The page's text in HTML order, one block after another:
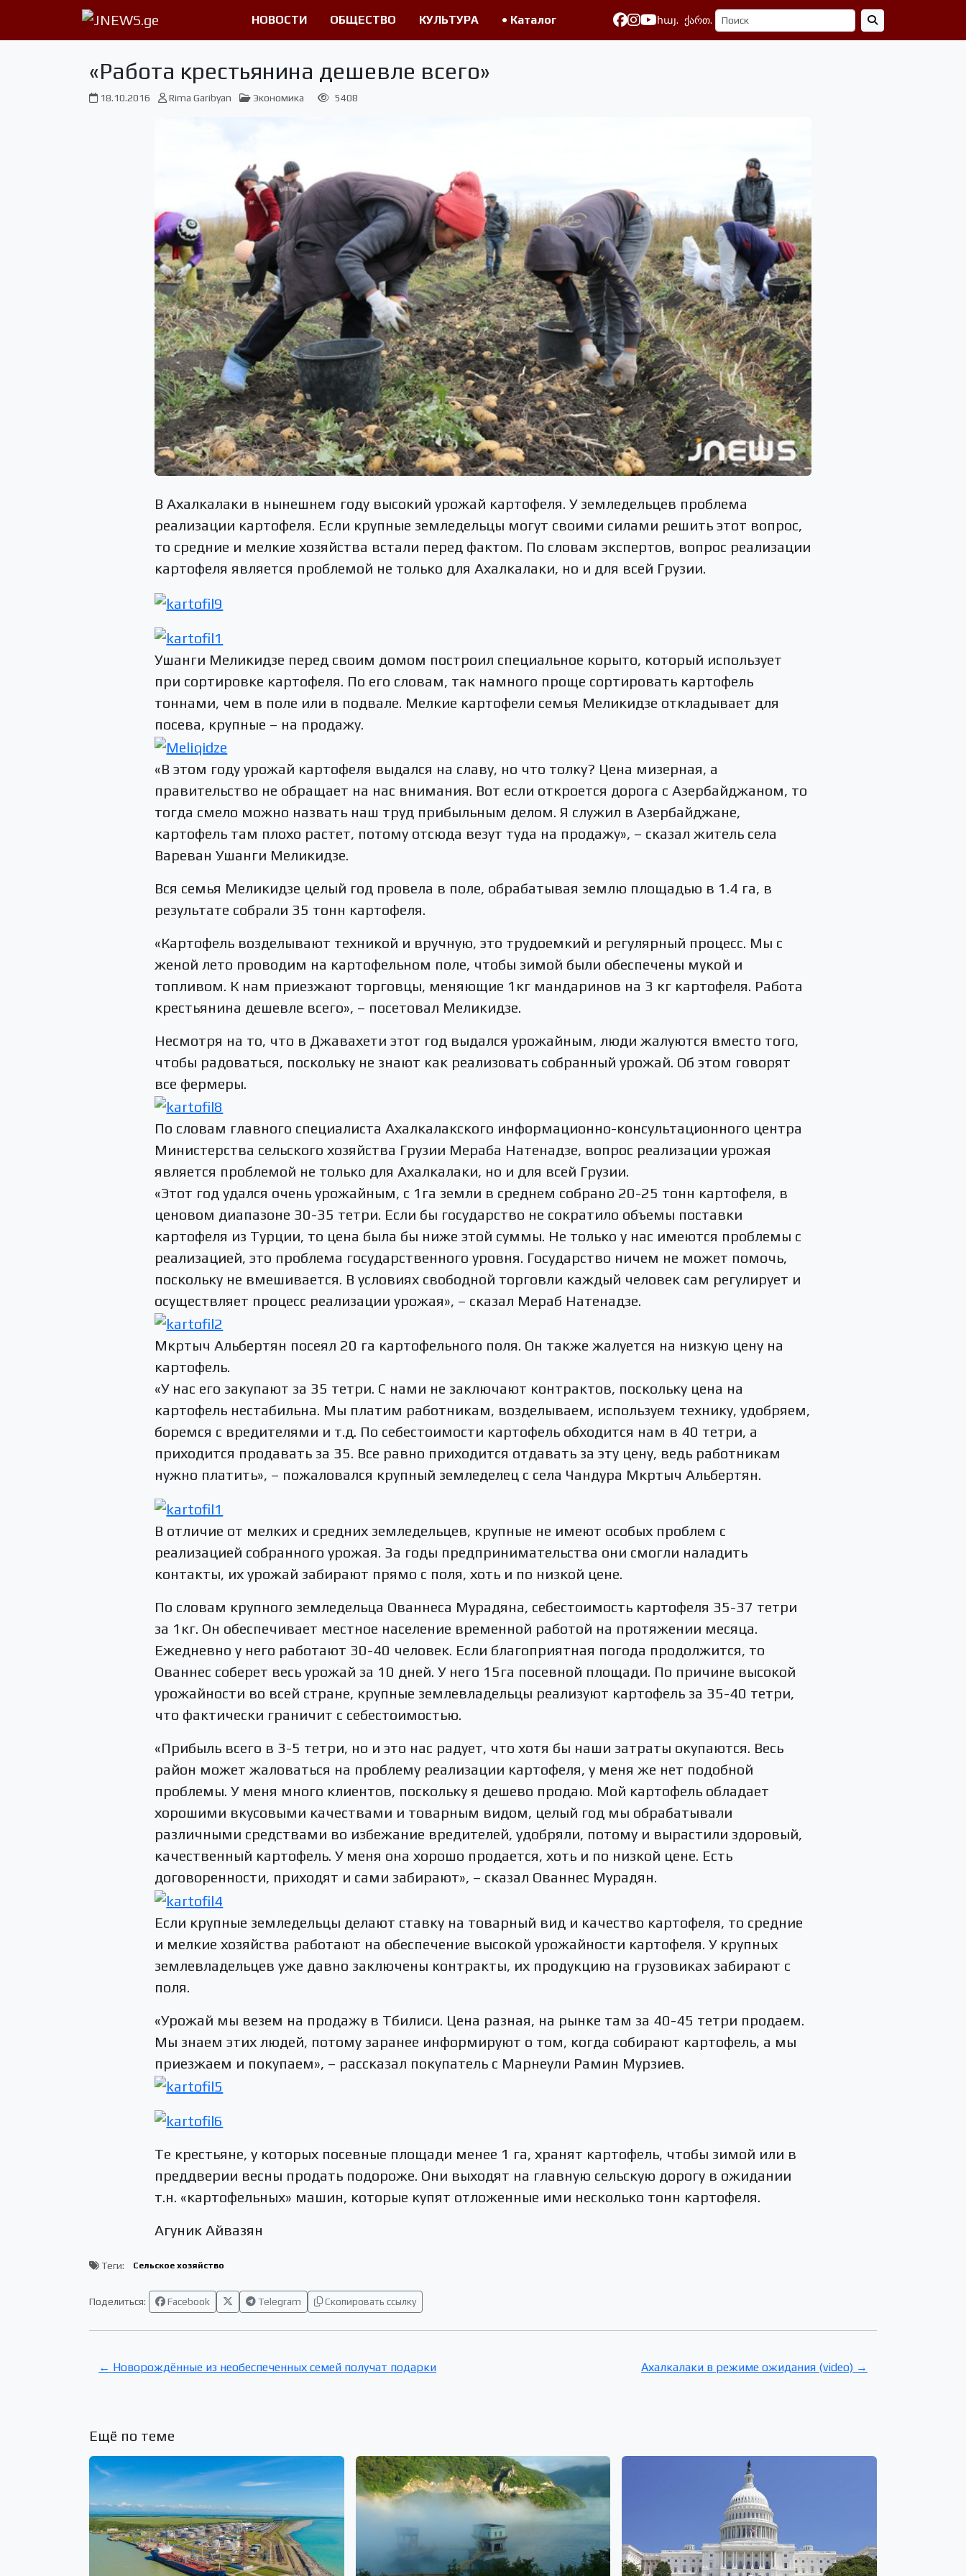
НОВОСТИ ОБЩЕСТВО КУЛЬТУРА • Каталог հայ. ქართ.
«Работа крестьянина дешевле всего»
18.10.2016 Rima Garibyan Экономика 5408
В Ахалкалаки в нынешнем году высокий урожай картофеля. У земледельцев проблема
реализации картофеля. Если крупные земледельцы могут своими силами решить этот вопрос,
то средние и мелкие хозяйства встали перед фактом. По словам экспертов, вопрос реализации
картофеля является проблемой не только для Ахалкалаки, но и для всей Грузии.
Ушанги Меликидзе перед своим домом построил специальное корыто, который использует
при сортировке картофеля. По его словам, так намного проще сортировать картофель
тоннами, чем в поле или в подвале. Мелкие картофели семья Меликидзе откладывает для
посева, крупные – на продажу.
«В этом году урожай картофеля выдался на славу, но что толку? Цена мизерная, а
правительство не обращает на нас внимания. Вот если откроется дорога с Азербайджаном, то
тогда смело можно назвать наш труд прибыльным делом. Я служил в Азербайджане,
картофель там плохо растет, потому отсюда везут туда на продажу», – сказал житель села
Вареван Ушанги Меликидзе.
Вся семья Меликидзе целый год провела в поле, обрабатывая землю площадью в 1.4 га, в
результате собрали 35 тонн картофеля.
«Картофель возделывают техникой и вручную, это трудоемкий и регулярный процесс. Мы с
женой лето проводим на картофельном поле, чтобы зимой были обеспечены мукой и
топливом. К нам приезжают торговцы, меняющие 1кг мандаринов на 3 кг картофеля. Работа
крестьянина дешевле всего», – посетовал Меликидзе.
Несмотря на то, что в Джавахети этот год выдался урожайным, люди жалуются вместо того,
чтобы радоваться, поскольку не знают как реализовать собранный урожай. Об этом говорят
все фермеры.
По словам главного специалиста Ахалкалакского информационно-консультационного центра
Министерства сельского хозяйства Грузии Мераба Натенадзе, вопрос реализации урожая
является проблемой не только для Ахалкалаки, но и для всей Грузии.
«Этот год удался очень урожайным, с 1га земли в среднем собрано 20-25 тонн картофеля, в
ценовом диапазоне 30-35 тетри. Если бы государство не сократило объемы поставки
картофеля из Турции, то цена была бы ниже этой суммы. Не только у нас имеются проблемы с
реализацией, это проблема государственного уровня. Государство ничем не может помочь,
поскольку не вмешивается. В условиях свободной торговли каждый человек сам регулирует и
осуществляет процесс реализации урожая», – сказал Мераб Натенадзе.
Мкртыч Альбертян посеял 20 га картофельного поля. Он также жалуется на низкую цену на
картофель.
«У нас его закупают за 35 тетри. С нами не заключают контрактов, поскольку цена на
картофель нестабильна. Мы платим работникам, возделываем, используем технику, удобряем,
боремся с вредителями и т.д. По себестоимости картофель обходится нам в 40 тетри, а
приходится продавать за 35. Все равно приходится отдавать за эту цену, ведь работникам
нужно платить», – пожаловался крупный земледелец с села Чандура Мкртыч Альбертян.
В отличие от мелких и средних земледельцев, крупные не имеют особых проблем с
реализацией собранного урожая. За годы предпринимательства они смогли наладить
контакты, их урожай забирают прямо с поля, хоть и по низкой цене.
По словам крупного земледельца Ованнеса Мурадяна, себестоимость картофеля 35-37 тетри
за 1кг. Он обеспечивает местное население временной работой на протяжении месяца.
Ежедневно у него работают 30-40 человек. Если благоприятная погода продолжится, то
Ованнес соберет весь урожай за 10 дней. У него 15га посевной площади. По причине высокой
урожайности во всей стране, крупные землевладельцы реализуют картофель за 35-40 тетри,
что фактически граничит с себестоимостью.
«Прибыль всего в 3-5 тетри, но и это нас радует, что хотя бы наши затраты окупаются. Весь
район может жаловаться на проблему реализации картофеля, у меня же нет подобной
проблемы. У меня много клиентов, поскольку я дешево продаю. Мой картофель обладает
хорошими вкусовыми качествами и товарным видом, целый год мы обрабатывали
различными средствами во избежание вредителей, удобряли, потому и вырастили здоровый,
качественный картофель. У меня она хорошо продается, хоть и по низкой цене. Есть
договоренности, приходят и сами забирают», – сказал Ованнес Мурадян.
Если крупные земледельцы делают ставку на товарный вид и качество картофеля, то средние
и мелкие хозяйства работают на обеспечение высокой урожайности картофеля. У крупных
землевладельцев уже давно заключены контракты, их продукцию на грузовиках забирают с
поля.
«Урожай мы везем на продажу в Тбилиси. Цена разная, на рынке там за 40-45 тетри продаем.
Мы знаем этих людей, потому заранее информируют о том, когда собирают картофель, а мы
приезжаем и покупаем», – рассказал покупатель с Марнеули Рамин Мурзиев.
Те крестьяне, у которых посевные площади менее 1 га, хранят картофель, чтобы зимой или в
преддверии весны продать подороже. Они выходят на главную сельскую дорогу в ожидании
т.н. «картофельных» машин, которые купят отложенные ими несколько тонн картофеля.
Агуник Айвазян
Теги: Сельское хозяйство
Поделиться: Facebook Telegram Скопировать ссылку
← Новорождённые из необеспеченных семей получат подарки Ахалкалаки в режиме ожидания (video) →
Ещё по теме